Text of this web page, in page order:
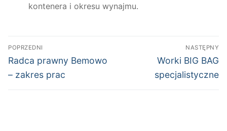
kontenera i okresu wynajmu.
Nawigacja
wpisu
POPRZEDNI
Poprzedni
wpis:
Radca prawny Bemowo
– zakres prac
NASTĘPNY
Następny
wpis:
Worki BIG BAG
specjalistyczne